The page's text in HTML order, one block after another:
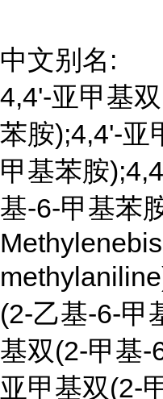
中文别名:
4,4'-亚甲基
苯胺);4,4'-亚
甲基苯胺
基-6-甲基苯
(2-乙基-6-甲
基双(2-甲基-
亚甲基双(2-